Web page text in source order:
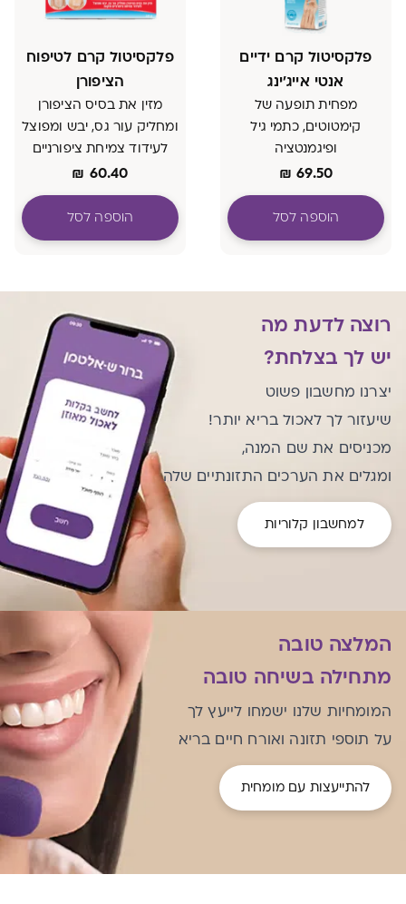
פלקסיטול קרם ידיים
אנטי אייג'ינג
מפחית תופעה של
קימטוטים, כתמי גיל
ופיגמנטציה
משפר גמישות ומראה העור
₪ 69.50
הוספה לסל
פלקסיטול קרם לטיפוח
הציפורן
מזין את בסיס הציפורן
ומחליק עור גס, יבש ומפוצל
לעידוד צמיחת ציפורניים
חזקות₪ 60.40
הוספה לסל
רוצה לדעת מה
יש לך בצלחת?
יצרנו מחשבון פשוט
שיעזור לך לאכול בריא יותר!
מכניסים את שם המנה,
ומגלים את הערכים התזונתיים שלה
למחשבון קלוריות
המלצה טובה
מתחילה בשיחה טובה
המומחיות שלנו ישמחו לייעץ לך
על תוספי תזונה ואורח חיים בריא
להתייעצות עם מומחית